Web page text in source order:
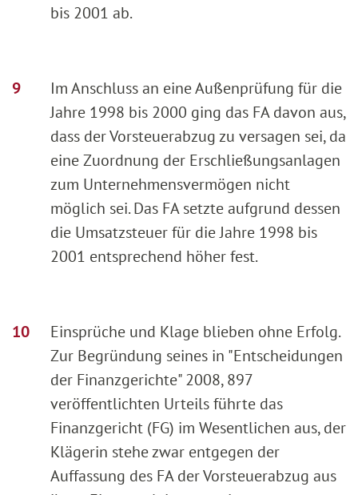
bis 2001 ab.
Im Anschluss an eine Außenprüfung für die
Jahre 1998 bis 2000 ging das FA davon aus,
dass der Vorsteuerabzug zu versagen sei, da
eine Zuordnung der Erschließungsanlagen
zum Unternehmensvermögen nicht
möglich sei. Das FA setzte aufgrund dessen
die Umsatzsteuer für die Jahre 1998 bis
2001 entsprechend höher fest.
Einsprüche und Klage blieben ohne Erfolg.
Zur Begründung seines in "Entscheidungen
der Finanzgerichte" 2008, 897
veröffentlichten Urteils führte das
Finanzgericht (FG) im Wesentlichen aus, der
Klägerin stehe zwar entgegen der
Auffassung des FA der Vorsteuerabzug aus